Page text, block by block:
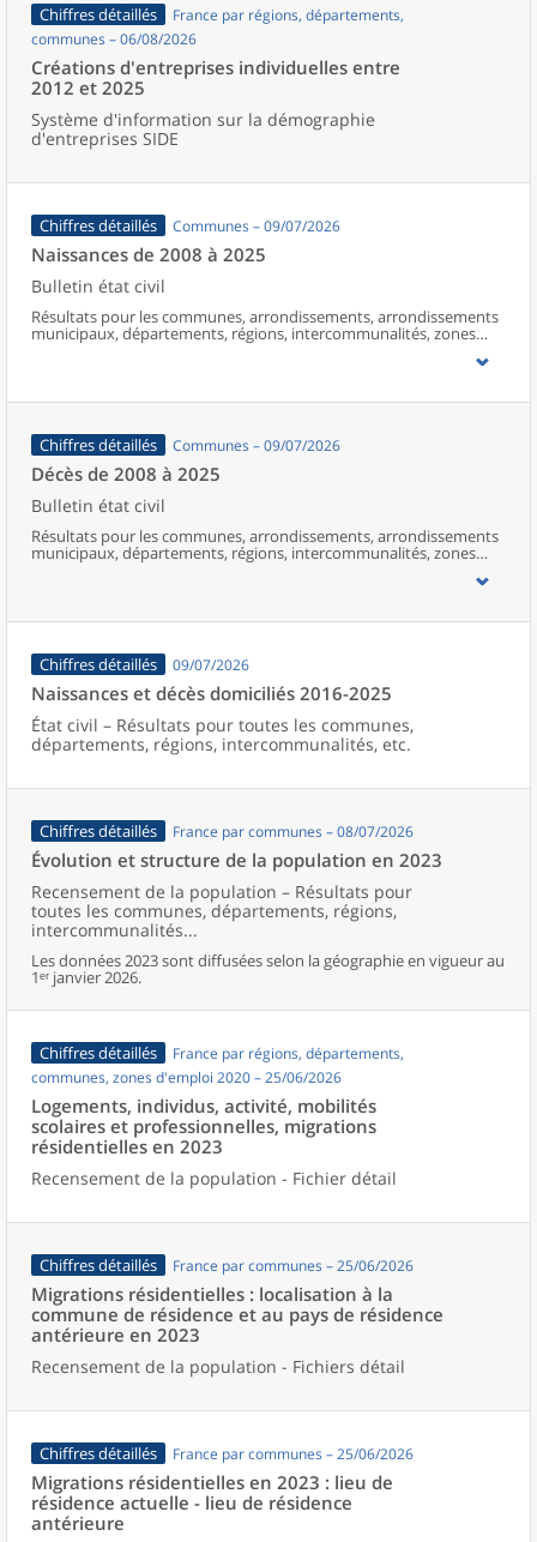
Chiffres détaillés
France par régions, départements,
communes – 06/08/2026
Créations d'entreprises individuelles entre
2012 et 2025
Système d'information sur la démographie
d'entreprises SIDE
Chiffres détaillés Communes – 09/07/2026
Naissances de 2008 à 2025
Bulletin état civil
Résultats pour les communes, arrondissements, arrondissements
municipaux, départements, régions, intercommunalités, zones
d’emploi, bassins de vie, unités urbaines et aires d’attraction des
Chiffres détaillés Communes – 09/07/2026
Décès de 2008 à 2025
Bulletin état civil
Résultats pour les communes, arrondissements, arrondissements
municipaux, départements, régions, intercommunalités, zones
d’emploi, bassins de vie, unités urbaines et aires d’attraction des
Chiffres détaillés 09/07/2026
Naissances et décès domiciliés 2016-2025
État civil – Résultats pour toutes les communes,
départements, régions, intercommunalités, etc.
Chiffres détaillés France par communes – 08/07/2026
Évolution et structure de la population en 2023
Recensement de la population – Résultats pour
toutes les communes, départements, régions,
intercommunalités...
Les données 2023 sont diffusées selon la géographie en vigueur au
1ᵉʳ janvier 2026.
Chiffres détaillés
France par régions, départements,
communes, zones d'emploi 2020 – 25/06/2026
Logements, individus, activité, mobilités
scolaires et professionnelles, migrations
résidentielles en 2023
Recensement de la population - Fichier détail
Chiffres détaillés France par communes – 25/06/2026
Migrations résidentielles : localisation à la
commune de résidence et au pays de résidence
antérieure en 2023
Recensement de la population - Fichiers détail
Chiffres détaillés France par communes – 25/06/2026
Migrations résidentielles en 2023 : lieu de
résidence actuelle - lieu de résidence
antérieure